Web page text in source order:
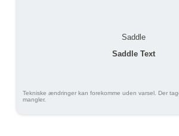
Saddle
Saddle Text
Tekniske ændringer kan forekomme uden varsel. Der
mangler.